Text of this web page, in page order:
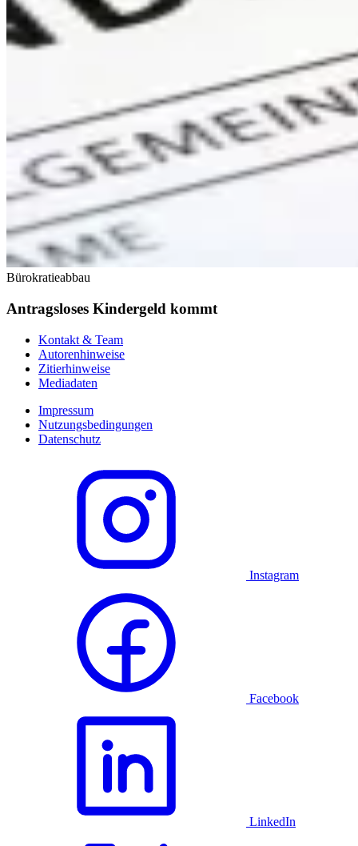
Bürokratieabbau
Antragsloses Kindergeld kommt
Kontakt & Team
Autorenhinweise
Zitierhinweise
Mediadaten
Impressum
Nutzungsbedingungen
Datenschutz
Instagram
Facebook
LinkedIn